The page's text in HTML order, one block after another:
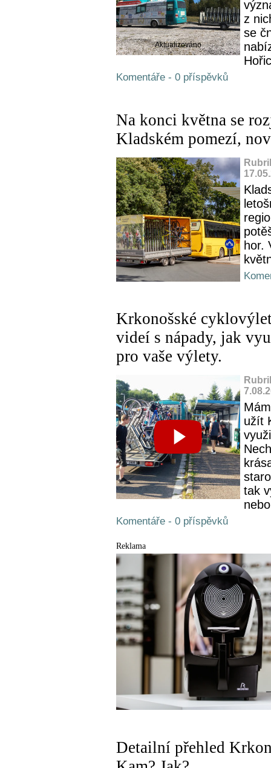
Aktualizováno
z
se
Komentáře - 0 příspěvků
Na konci května se
Kladském pomezí,
hor.
Krkonošské
videí s nápady, jak
pro vaše výlety.
užít
tak
Komentáře - 0 příspěvků
Reklama
Detailní přehled